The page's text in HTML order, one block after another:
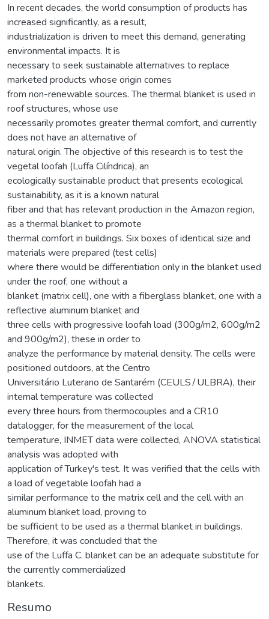
In recent decades, the world consumption of products has
increased significantly, as a result,
industrialization is driven to meet this demand, generating
environmental impacts. It is
necessary to seek sustainable alternatives to replace
marketed products whose origin comes
from non-renewable sources. The thermal blanket is used in
roof structures, whose use
necessarily promotes greater thermal comfort, and currently
does not have an alternative of
natural origin. The objective of this research is to test the
vegetal loofah (Luffa Cilíndrica), an
ecologically sustainable product that presents ecological
sustainability, as it is a known natural
fiber and that has relevant production in the Amazon region,
as a thermal blanket to promote
thermal comfort in buildings. Six boxes of identical size and
materials were prepared (test cells)
where there would be differentiation only in the blanket used
under the roof, one without a
blanket (matrix cell), one with a fiberglass blanket, one with a
reflective aluminum blanket and
three cells with progressive loofah load (300g/m2, 600g/m2
and 900g/m2), these in order to
analyze the performance by material density. The cells were
positioned outdoors, at the Centro
Universitário Luterano de Santarém (CEULS∕ULBRA), their
internal temperature was collected
every three hours from thermocouples and a CR10
datalogger, for the measurement of the local
temperature, INMET data were collected, ANOVA statistical
analysis was adopted with
application of Turkey's test. It was verified that the cells with
a load of vegetable loofah had a
similar performance to the matrix cell and the cell with an
aluminum blanket load, proving to
be sufficient to be used as a thermal blanket in buildings.
Therefore, it was concluded that the
use of the Luffa C. blanket can be an adequate substitute for
the currently commercialized
blankets.
Resumo